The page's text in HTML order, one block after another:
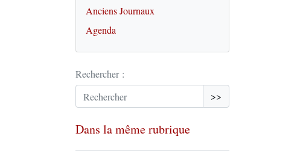
Anciens Journaux
Agenda
Rechercher :
>>
Dans la même rubrique